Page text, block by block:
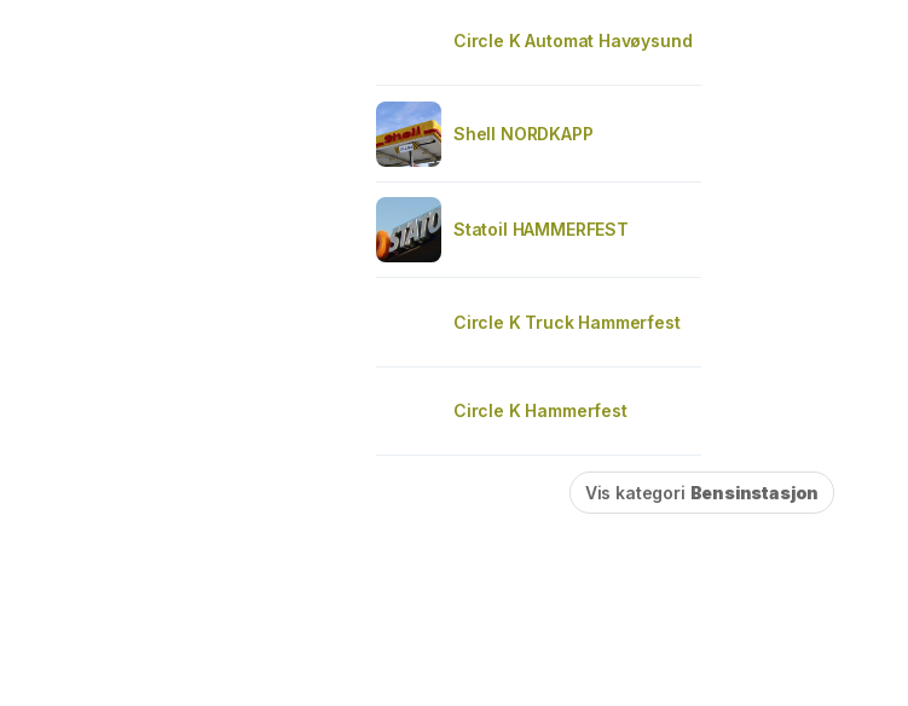
Circle K Automat Havøysund
Shell NORDKAPP
Statoil HAMMERFEST
Circle K Truck Hammerfest
Circle K Hammerfest
Vis kategori Bensinstasjon